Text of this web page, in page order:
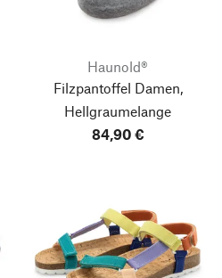
Haunold®
Filzpantoffel Damen,
Hellgraumelange
84,90 €